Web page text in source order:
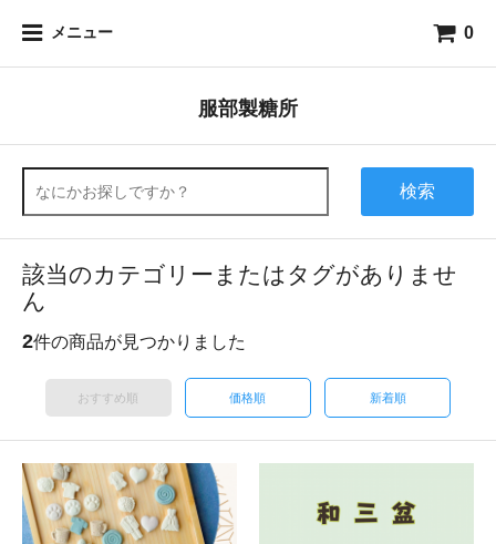
メニュー 0
服部製糖所
検索
該当のカテゴリーまたはタグがありませ
ん
2件の商品が見つかりました
おすすめ順 価格順 新着順